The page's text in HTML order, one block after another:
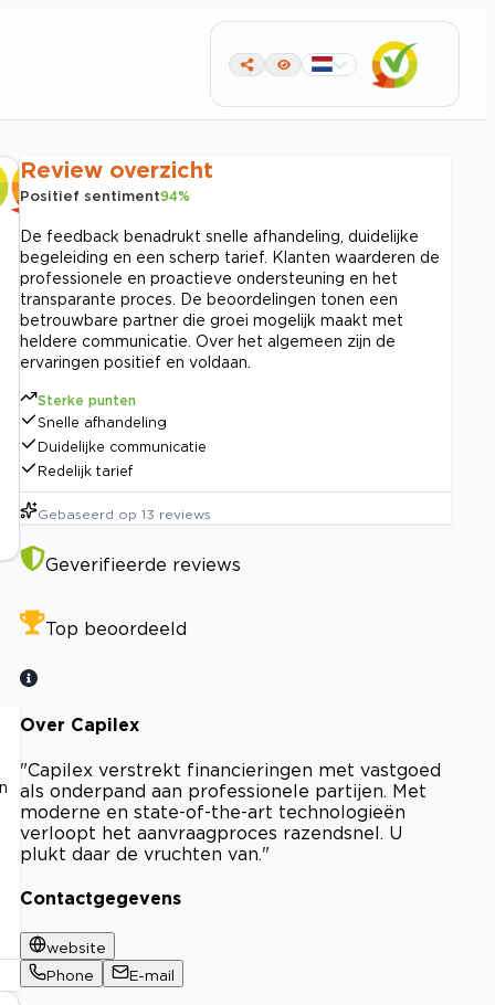
Review overzicht
Positief sentiment94%
De feedback benadrukt snelle afhandeling, duidelijke
begeleiding en een scherp tarief. Klanten waarderen de
professionele en proactieve ondersteuning en het
transparante proces. De beoordelingen tonen een
betrouwbare partner die groei mogelijk maakt met
heldere communicatie. Over het algemeen zijn de
ervaringen positief en voldaan.
Sterke punten
Snelle afhandeling
Duidelijke communicatie
Redelijk tarief
Gebaseerd op 13 reviews
Geverifieerde reviews
Top beoordeeld
Over Capilex
"Capilex verstrekt financieringen met vastgoed
als onderpand aan professionele partijen. Met
moderne en state-of-the-art technologieën
verloopt het aanvraagproces razendsnel. U
plukt daar de vruchten van."
Contactgegevens
website
Phone
E-mail